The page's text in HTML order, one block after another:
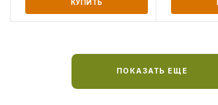
КУПИТЬ
ПОКАЗАТЬ ЕЩЕ